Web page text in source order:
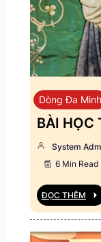
Dòng Đa Minh
BÀI HỌC
System
6 Min Read
ĐỌC THÊM